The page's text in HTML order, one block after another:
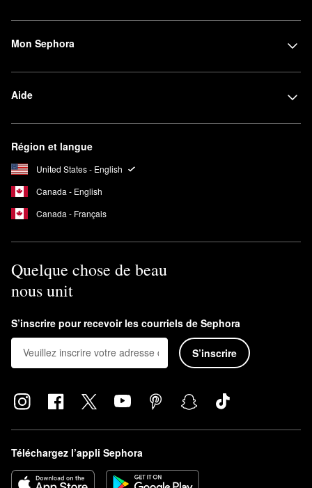
Mon Sephora
Aide
Région et langue
United States - English
Canada - English
Canada - Français
Quelque chose de beau
nous unit
S’inscrire pour recevoir les courriels de Sephora
S’inscrire
Téléchargez l’appli Sephora